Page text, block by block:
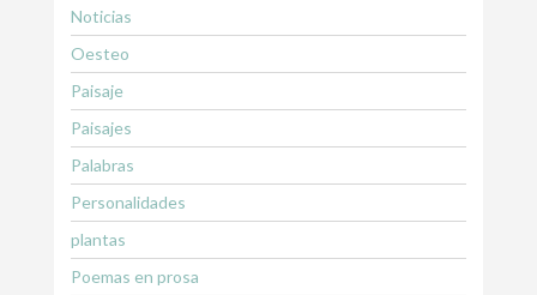
Noticias
Oesteo
Paisaje
Paisajes
Palabras
Personalidades
plantas
Poemas en prosa